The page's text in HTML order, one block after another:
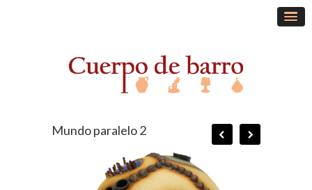
Mundo paralelo 2